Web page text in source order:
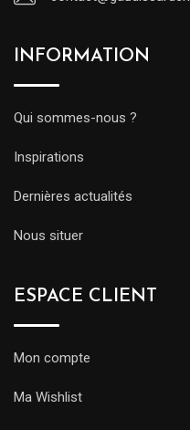
INFORMATION
Qui sommes-nous ?
Inspirations
Dernières actualités
Nous situer
ESPACE CLIENT
Mon compte
Ma Wishlist